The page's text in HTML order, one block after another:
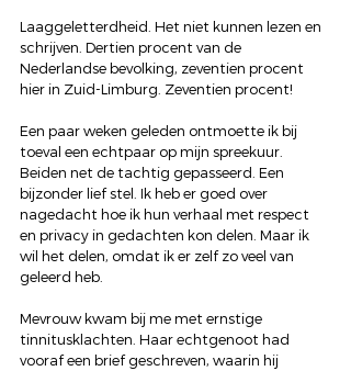
Laaggeletterdheid. Het niet kunnen lezen en
schrijven. Dertien procent van de
Nederlandse bevolking, zeventien procent
hier in Zuid-Limburg. Zeventien procent!
Een paar weken geleden ontmoette ik bij
toeval een echtpaar op mijn spreekuur.
Beiden net de tachtig gepasseerd. Een
bijzonder lief stel. Ik heb er goed over
nagedacht hoe ik hun verhaal met respect
en privacy in gedachten kon delen. Maar ik
wil het delen, omdat ik er zelf zo veel van
geleerd heb.
Mevrouw kwam bij me met ernstige
tinnitusklachten. Haar echtgenoot had
vooraf een brief geschreven, waarin hij